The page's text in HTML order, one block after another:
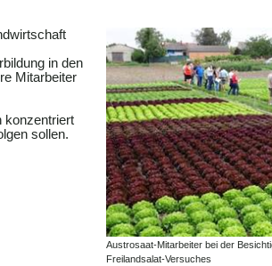
in den
Mitarbeiter
konzentriert
sollen.
Austrosaat-Mitarbeiter bei der
Freilandsalat-Versuches